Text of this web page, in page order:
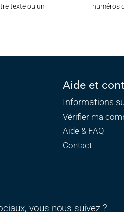
texte ou un
numéros
Aide et
Informations
Vérifier ma
Aide & FAQ
Contact
vous nous suivez ?